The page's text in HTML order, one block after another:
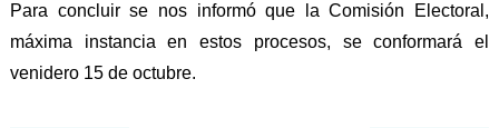
Para concluir se nos informó que la Comisión Electoral,
máxima instancia en estos procesos, se conformará el
venidero 15 de octubre.